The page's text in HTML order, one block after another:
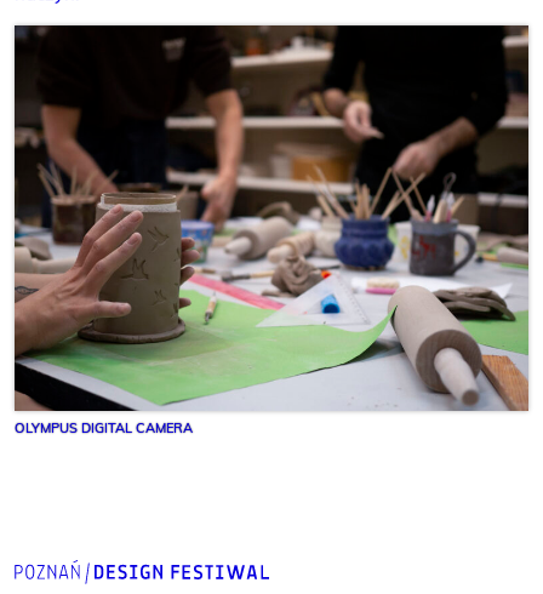
OLYMPUS DIGITAL CAMERA